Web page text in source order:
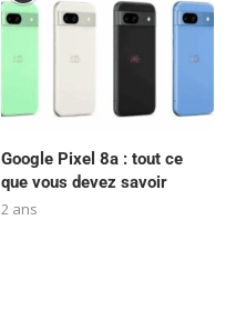
Google Pixel 8a : tout ce
que vous devez savoir
2 ans